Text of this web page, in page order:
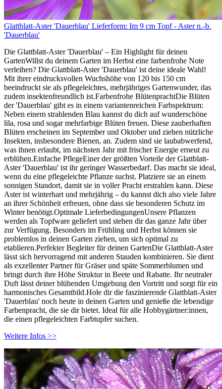
Glattblatt-Aster 'Dauerblau' Lieferform: Im 9 cm Topf - Aster n.-b.
'Dauerblau'
Die Glattblatt-Aster 'Dauerblau' – Ein Highlight für deinen
GartenWillst du deinem Garten im Herbst eine farbenfrohe Note
verleihen? Die Glattblatt-Aster 'Dauerblau' ist deine ideale Wahl!
Mit ihrer eindrucksvollen Wuchshöhe von 120 bis 150 cm
beeindruckt sie als pflegeleichtes, mehrjähriges Gartenwunder, das
zudem insektenfreundlich ist.Farbenfrohe BlütenprachtDie Blüten
der 'Dauerblau' gibt es in einem variantenreichen Farbspektrum:
Neben einem strahlenden Blau kannst du dich auf wunderschöne
lila, rosa und sogar mehrfarbige Blüten freuen. Diese zauberhaften
Blüten erscheinen im September und Oktober und ziehen nützliche
Insekten, insbesondere Bienen, an. Zudem sind sie laubabwerfend,
was ihnen erlaubt, im nächsten Jahr mit frischer Energie erneut zu
erblühen.Einfache PflegeEiner der größten Vorteile der Glattblatt-
Aster 'Dauerblau' ist ihr geringer Wasserbedarf. Das macht sie ideal,
wenn du eine pflegeleichte Pflanze suchst. Platziere sie an einem
sonnigen Standort, damit sie in voller Pracht erstrahlen kann. Diese
Aster ist winterhart und mehrjährig – du kannst dich also viele Jahre
an ihrer Schönheit erfreuen, ohne dass sie besonderen Schutz im
Winter benötigt.Optimale LieferbedingungenUnsere Pflanzen
werden als Topfware geliefert und stehen dir das ganze Jahr über
zur Verfügung. Besonders im Frühling und Herbst können sie
problemlos in deinen Garten ziehen, um sich optimal zu
etablieren.Perfekter Begleiter für deinen GartenDie Glattblatt-Aster
lässt sich hervorragend mit anderen Stauden kombinieren. Sie dient
als exzellenter Partner für Gräser und späte Sommerblumen und
bringt durch ihre Höhe Struktur in Beete und Rabatte. Ihr neutraler
Duft lässt deiner blühenden Umgebung den Vortritt und sorgt für ein
harmonisches Gesamtbild.Hole dir die faszinierende Glattblatt-Aster
'Dauerblau' noch heute in deinen Garten und genieße die lebendige
Farbenpracht, die sie dir bietet. Ideal für alle Hobbygärtner:innen,
die einen pflegeleichten Farbtupfer suchen.
Weitere Infos >>